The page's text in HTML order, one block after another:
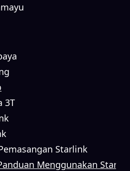
3T
Starlink
Menggunakan